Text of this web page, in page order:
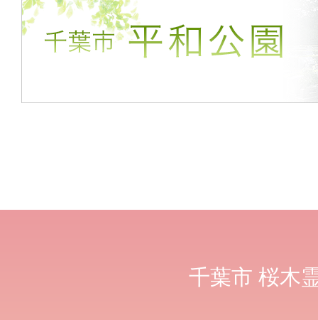
千葉市 桜木